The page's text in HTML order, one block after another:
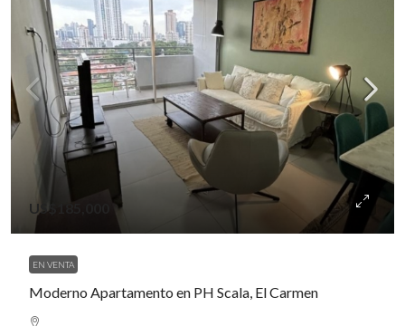
US$185,000
EN VENTA
Moderno Apartamento en PH Scala, El Carmen